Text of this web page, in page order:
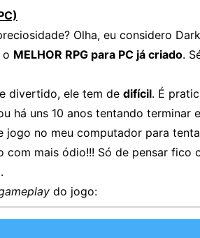
Olha, eu considero
o MELHOR RPG para PC já criado.
divertido, ele tem de difícil. É
há uns 10 anos tentando terminar
jogo no meu computador para
com mais ódio!!! Só de pensar fico
do jogo: